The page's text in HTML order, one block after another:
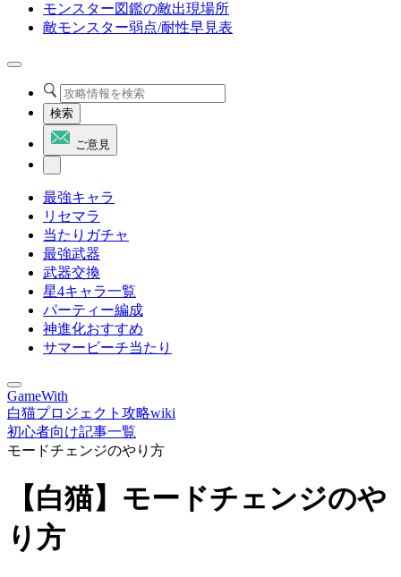
モンスター図鑑の敵出現場所
敵モンスター弱点/耐性早見表
検索
ご意見
最強キャラ
リセマラ
当たりガチャ
最強武器
武器交換
星4キャラ一覧
パーティー編成
神進化おすすめ
サマービーチ当たり
GameWith
白猫プロジェクト攻略wiki
初心者向け記事一覧
モードチェンジのやり方
【白猫】モードチェンジのや
り方